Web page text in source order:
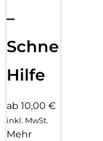
–
Schnelle
Hilfe
ab 10,00 €
inkl. MwSt.
Mehr